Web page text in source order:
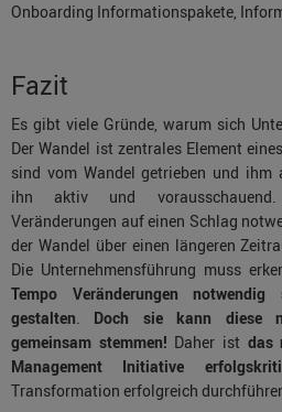
Onboarding Informationspakete,
Fazit
Es gibt viele Gründe, warum sich
Der Wandel ist zentrales Element
sind vom Wandel getrieben und ihm
ihn aktiv und
Veränderungen auf einen Schlag
der Wandel über einen längeren
Die Unternehmensführung muss
Tempo Veränderungen notwendig
gestalten. Doch sie kann diese
gemeinsam stemmen! Daher ist das
Management Initiative
Transformation erfolgreich